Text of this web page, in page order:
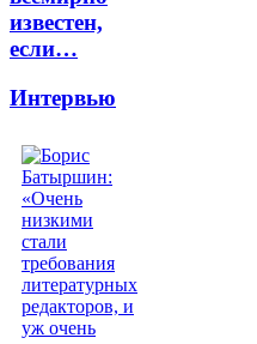
известен,
если…
Интервью